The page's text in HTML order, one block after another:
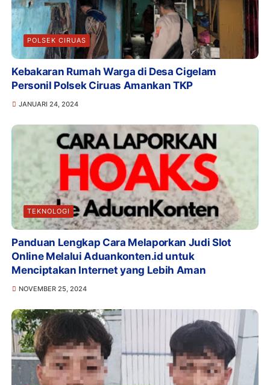
POLSEK CIRUAS
Kebakaran Rumah Warga di Desa Cigelam
Personil Polsek Ciruas Amankan TKP
JANUARI 24, 2024
TEKNOLOGI
Panduan Lengkap Cara Melaporkan Judi Slot
Online Melalui Aduankonten.id untuk
Menciptakan Internet yang Lebih Aman
NOVEMBER 25, 2024